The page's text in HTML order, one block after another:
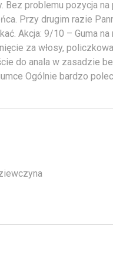
problemu pozycja na
Przy drugim razie
Akcja: 9/10 – Guma
za włosy,
do anala w zasadzie
Ogólnie bardzo